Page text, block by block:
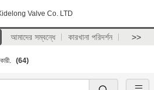
Valve Co. LTD
আমাদের সম্বন্ধে কারখানা পরিদর্শন >>
(64)